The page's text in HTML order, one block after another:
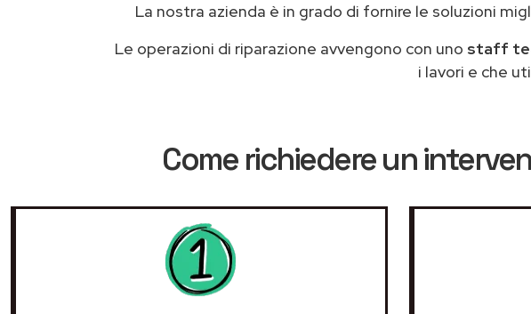
La nostra azienda è in grado di fornire le soluzioni
Le operazioni di riparazione avvengono con uno staff
i lavori e che
Come richiedere un